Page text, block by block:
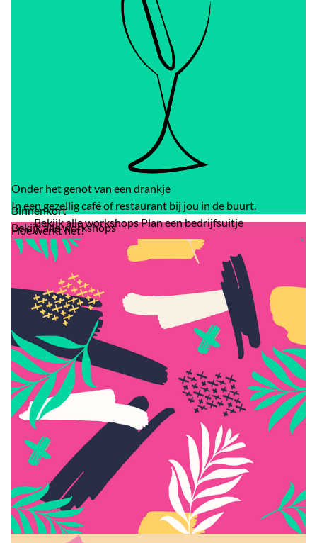
Onder het genot van een drankje
In een gezellig café of restaurant bij jou in de buurt.
Bekijk alle workshopsPlan een bedrijfsuitje
Binnenkort
Bekijk alle workshops
Hoe werkt het?